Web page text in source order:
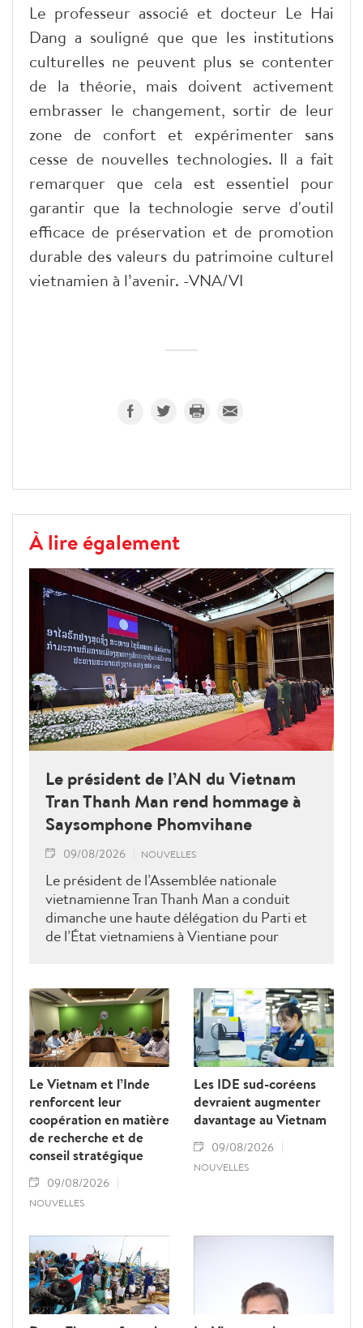
​Le professeur associé et docteur Le Hai
Dang a souligné que que les institutions
culturelles ne peuvent plus se contenter
de la théorie, mais doivent activement
embrasser le changement, sortir de leur
zone de confort et expérimenter sans
cesse de nouvelles technologies. Il a fait
remarquer que cela est essentiel pour
garantir que la technologie serve d'outil
efficace de préservation et de promotion
durable des valeurs du patrimoine culturel
vietnamien à l’avenir. -VNA/VI
À lire également
Le président de l’AN du Vietnam
Tran Thanh Man rend hommage à
Saysomphone Phomvihane
09/08/2026 NOUVELLES
Le président de l’Assemblée nationale
vietnamienne Tran Thanh Man a conduit
dimanche une haute délégation du Parti et
de l’État vietnamiens à Vientiane pour
Phomvihane, soulignant ses contributions
au renforcement des relations d’amitié et
de solidarité entre les deux pays.
Le Vietnam et l’Inde
renforcent leur
coopération en matière
de recherche et de
conseil stratégique
09/08/2026
NOUVELLES
Les IDE sud-coréens
devraient augmenter
davantage au Vietnam
09/08/2026
NOUVELLES